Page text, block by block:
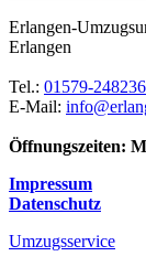
Erlangen-
Erlangen
Tel.: 01579-
E-Mail:
Öffnungszeiten:
Impressum
Datenschutz
Umzugsservice